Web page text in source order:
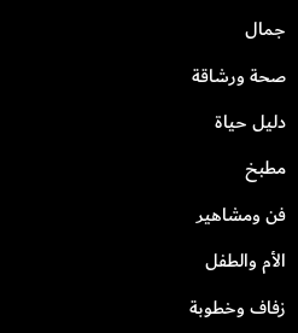
جمال
صحة ورشاقة
دليل حياة
مطبخ
فن ومشاهير
الأم والطفل
زفاف وخطوبة